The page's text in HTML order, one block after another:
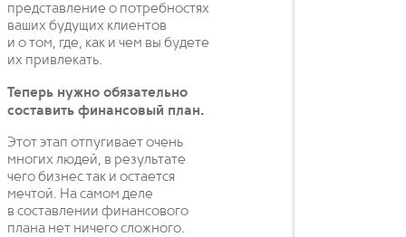
представление о потребностях
ваших будущих клиентов
и о том, где, как и чем вы будете
их привлекать.
Теперь нужно обязательно
составить финансовый план.
Этот этап отпугивает очень
многих людей, в результате
чего бизнес так и остается
мечтой. На самом деле
в составлении финансового
плана нет ничего сложного.